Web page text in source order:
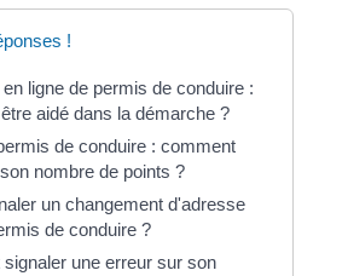
!
ligne de permis de conduire :
aidé dans la démarche ?
de conduire : comment
nombre de points ?
un changement d'adresse
de conduire ?
une erreur sur son